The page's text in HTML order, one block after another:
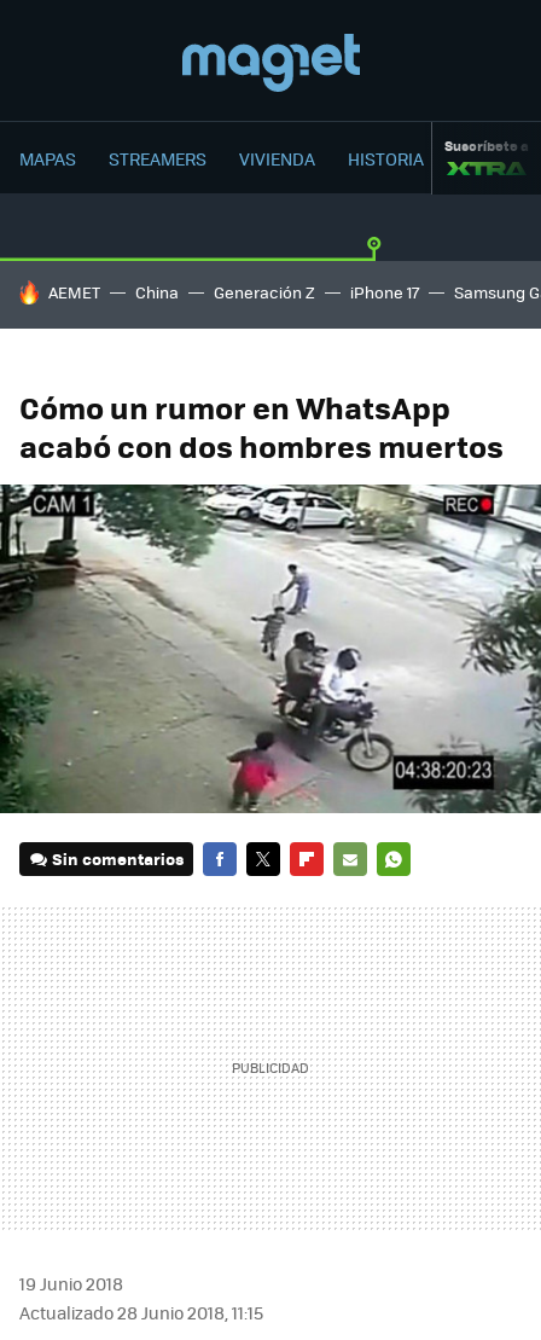
MAPAS STREAMERS VIVIENDA HISTORIA Suscríbete a
HOY SE HABLA DE
AEMET China Generación Z iPhone 17 Samsung
Cómo un rumor en WhatsApp
acabó con dos hombres muertos
Sin comentarios
MAIL
19 Junio 2018
Actualizado 28 Junio 2018, 11:15